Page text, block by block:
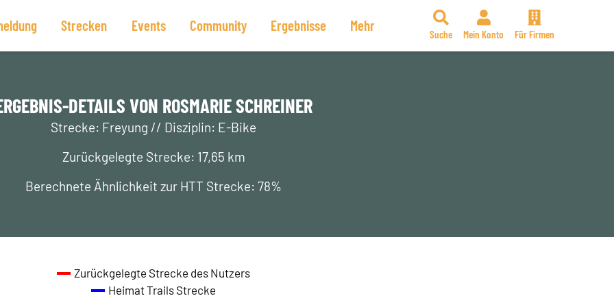
Strecken Events Community Ergebnisse Mehr
Suche Mein Konto Für Firmen
DETAILS VON ROSMARIE SCHREINER
Strecke: Freyung // Disziplin: E-Bike
Zurückgelegte Strecke: 17,65 km
Berechnete Ähnlichkeit zur HTT Strecke: 78%
Zurückgelegte Strecke des Nutzers
Heimat Trails Strecke